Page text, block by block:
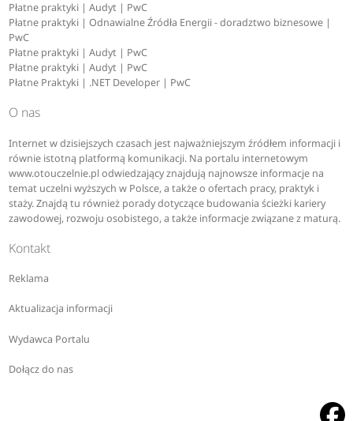
Płatne praktyki | Audyt | PwC
Płatne praktyki | Odnawialne Źródła Energii - doradztwo biznesowe |
PwC
Płatne praktyki | Audyt | PwC
Płatne praktyki | Audyt | PwC
Płatne Praktyki | .NET Developer | PwC
O nas
Internet w dzisiejszych czasach jest najważniejszym źródłem informacji i
równie istotną platformą komunikacji. Na portalu internetowym
www.otouczelnie.pl odwiedzający znajdują najnowsze informacje na
temat uczelni wyższych w Polsce, a także o ofertach pracy, praktyk i
staży. Znajdą tu również porady dotyczące budowania ścieżki kariery
zawodowej, rozwoju osobistego, a także informacje związane z maturą.
Kontakt
Reklama
Aktualizacja informacji
Wydawca Portalu
Dołącz do nas